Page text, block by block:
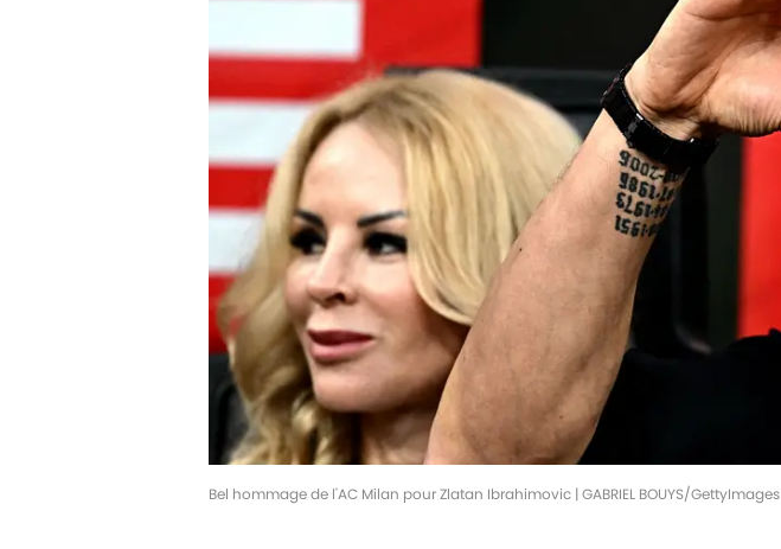
Bel hommage de l'AC Milan pour Zlatan Ibrahimovic | GABRIEL BOUYS/GettyImages